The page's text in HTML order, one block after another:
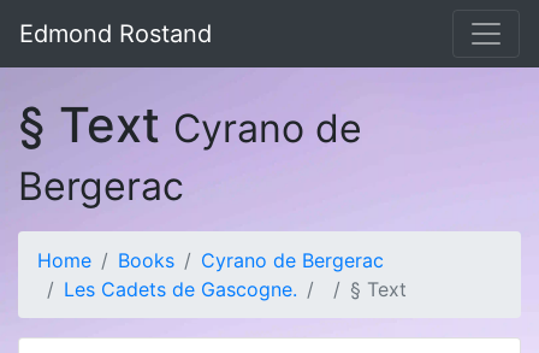
Edmond Rostand
§ Text Cyrano de
Bergerac
Home Books
Cyrano de Bergerac
Les Cadets de Gascogne.
§ Text